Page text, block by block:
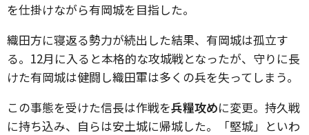
を仕掛けながら有岡城を目指した。
織田方に寝返る勢力が続出した結果、有岡城は孤立す
る。12月に入ると本格的な攻城戦となったが、守りに長
けた有岡城は健闘し織田軍は多くの兵を失ってしまう。
この事態を受けた信長は作戦を兵糧攻めに変更。持久戦
に持ち込み、自らは安土城に帰城した。「堅城」といわ